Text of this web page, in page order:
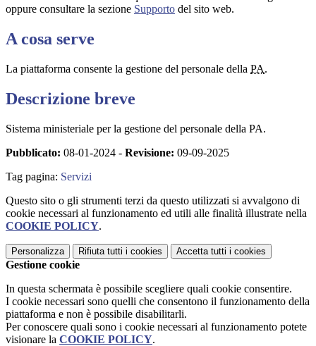
oppure consultare la sezione Supporto del sito web.
A cosa serve
La piattaforma consente la gestione del personale della PA.
Descrizione breve
Sistema ministeriale per la gestione del personale della PA.
Pubblicato: 08-01-2024 - Revisione: 09-09-2025
Tag pagina: Servizi
Questo sito o gli strumenti terzi da questo utilizzati si avvalgono di
cookie necessari al funzionamento ed utili alle finalità illustrate nella
COOKIE POLICY.
Personalizza Rifiuta tutti i cookies Accetta tutti i cookies
Gestione cookie
In questa schermata è possibile scegliere quali cookie consentire.
I cookie necessari sono quelli che consentono il funzionamento della
piattaforma e non è possibile disabilitarli.
Per conoscere quali sono i cookie necessari al funzionamento potete
visionare la COOKIE POLICY.